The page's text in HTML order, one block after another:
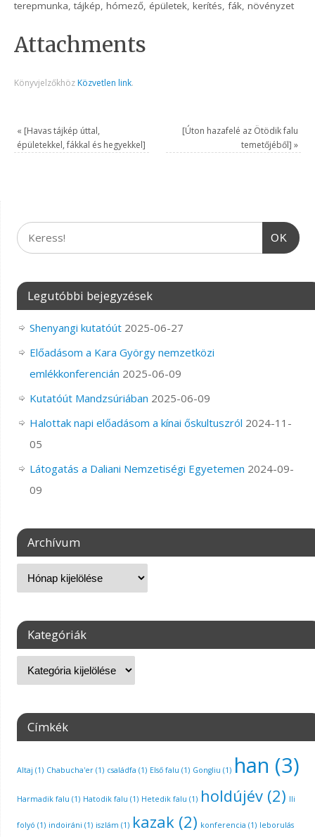
terepmunka, tájkép, hómező, épületek, kerítés, fák, növényzet
Attachments
Könyvjelzőkhöz Közvetlen link.
« [Havas tájkép úttal,
épületekkel, fákkal és hegyekkel]
[Úton hazafelé az Ötödik falu
temetőjéből] »
OK
Legutóbbi bejegyzések
Shenyangi kutatóút 2025-06-27
Előadásom a Kara György nemzetközi
emlékkonferencián 2025-06-09
Kutatóút Mandzsúriában 2025-06-09
Halottak napi előadásom a kínai őskultuszról 2024-11-
05
Látogatás a Daliani Nemzetiségi Egyetemen 2024-09-
09
Archívum
Kategóriák
Címkék
Altaj (1) Chabucha'er(1) családfa (1) Első falu (1) Gongliu (1) han (3)
Harmadik falu (1) Hatodik falu (1) Hetedik falu (1) holdújév(2) Ili
folyó (1) indoiráni (1) iszlám (1) kazak(2) konferencia (1) leborulás